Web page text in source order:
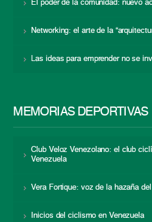
El poder de la comunidad: nuevo
Networking: el arte de la
Las ideas para emprender no se
MEMORIAS DEPORTIVAS
Club Veloz Venezolano: el club
Venezuela
Vera Fortique: voz de la hazaña del
Inicios del ciclismo en Venezuela